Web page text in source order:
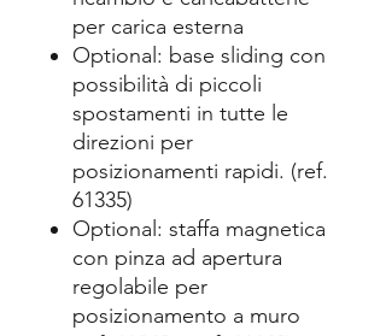
per carica esterna
Optional: base sliding con
possibilità di piccoli
spostamenti in tutte le
direzioni per
posizionamenti rapidi. (ref.
61335)
Optional: staffa magnetica
con pinza ad apertura
regolabile per
posizionamento a muro